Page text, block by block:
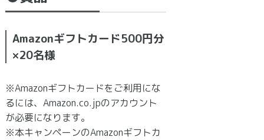
Amazonギフトカード500円分
×20名様
※Amazonギフトカードをご利用にな
るには、Amazon.co.jpのアカウント
が必要になります。
※本キャンペーンのAmazonギフトカ